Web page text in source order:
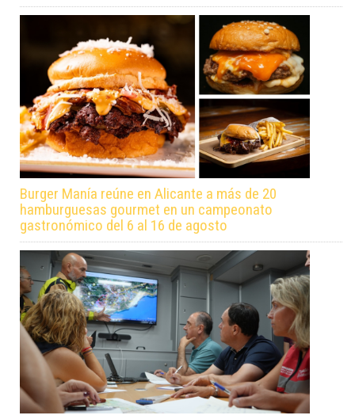
Burger Manía reúne en Alicante a más de 20
hamburguesas gourmet en un campeonato
gastronómico del 6 al 16 de agosto